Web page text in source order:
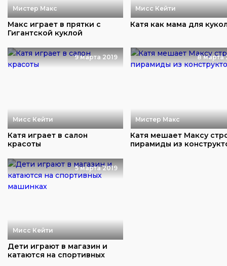
Мистер Макс
Макс играет в прятки с
Гигантской куклой
Мисс Кейти
Катя как мама для
9 марта 2019
Мисс Кейти
Катя играет в салон
красоты
8 марта
Мистер Макс
Катя мешает Максу
пирамиды из
5 марта 2019
Мисс Кейти
Дети играют в магазин и
катаются на спортивных